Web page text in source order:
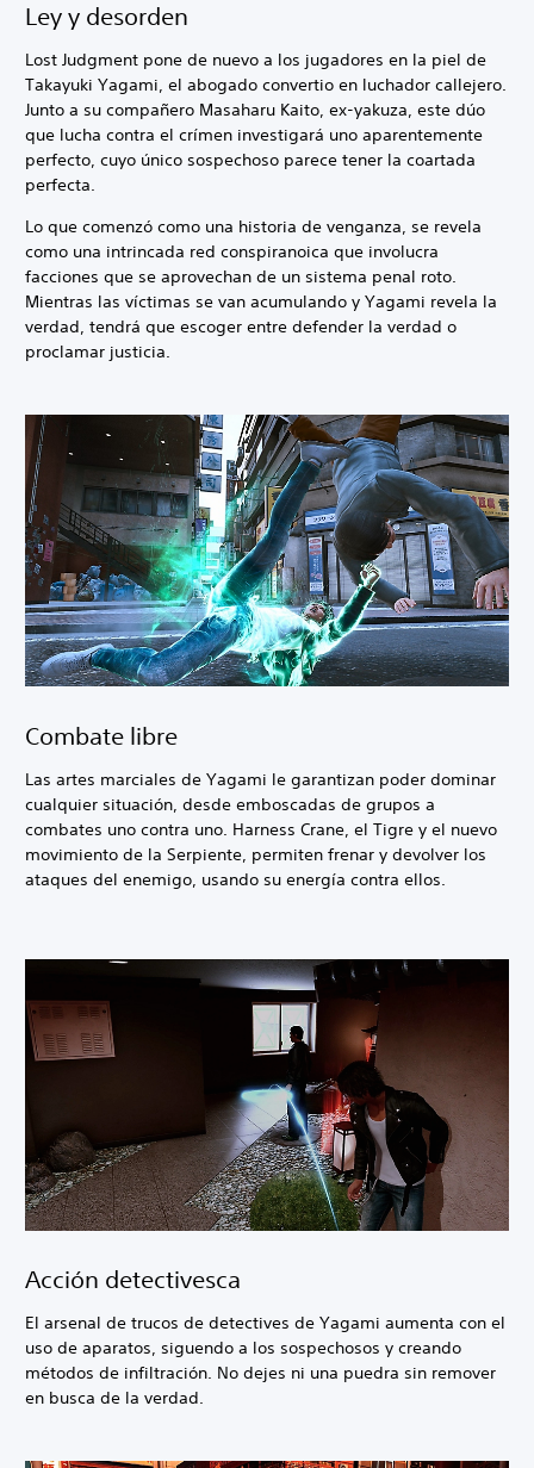
Ley y desorden
Lost Judgment pone de nuevo a los jugadores en la piel de
Takayuki Yagami, el abogado convertio en luchador callejero.
Junto a su compañero Masaharu Kaito, ex-yakuza, este dúo
que lucha contra el crímen investigará uno aparentemente
perfecto, cuyo único sospechoso parece tener la coartada
perfecta.
Lo que comenzó como una historia de venganza, se revela
como una intrincada red conspiranoica que involucra
facciones que se aprovechan de un sistema penal roto.
Mientras las víctimas se van acumulando y Yagami revela la
verdad, tendrá que escoger entre defender la verdad o
proclamar justicia.
Combate libre
Las artes marciales de Yagami le garantizan poder dominar
cualquier situación, desde emboscadas de grupos a
combates uno contra uno. Harness Crane, el Tigre y el nuevo
movimiento de la Serpiente, permiten frenar y devolver los
ataques del enemigo, usando su energía contra ellos.
Acción detectivesca
El arsenal de trucos de detectives de Yagami aumenta con el
uso de aparatos, siguendo a los sospechosos y creando
métodos de infiltración. No dejes ni una puedra sin remover
en busca de la verdad.